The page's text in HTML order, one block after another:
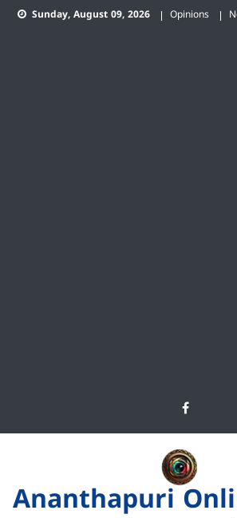
Skip
Sunday, August 09, 2026 Opinions
Ananthapuri